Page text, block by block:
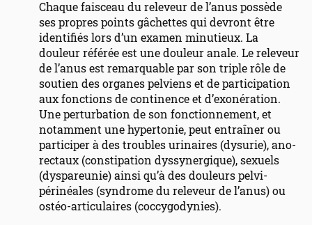
Chaque faisceau du releveur de l’anus possède
ses propres points gâchettes qui devront être
identifiés lors d’un examen minutieux. La
douleur référée est une douleur anale. Le releveur
de l’anus est remarquable par son triple rôle de
soutien des organes pelviens et de participation
aux fonctions de continence et d’exonération.
Une perturbation de son fonctionnement, et
notamment une hypertonie, peut entraîner ou
participer à des troubles urinaires (dysurie), ano-
rectaux (constipation dyssynergique), sexuels
(dyspareunie) ainsi qu’à des douleurs pelvi-
périnéales (syndrome du releveur de l’anus) ou
ostéo-articulaires (coccygodynies).